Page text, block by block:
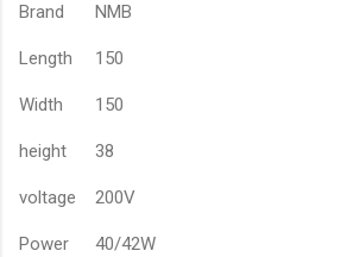
Brand NMB
Length 150
Width 150
height 38
voltage 200V
Power 40/42W